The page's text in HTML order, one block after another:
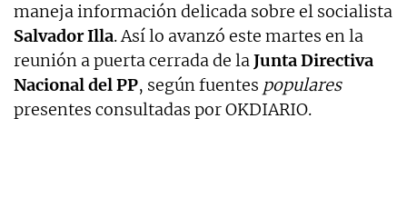
maneja información delicada sobre el socialista
Salvador Illa. Así lo avanzó este martes en la
reunión a puerta cerrada de laJunta Directiva
Nacional del PP, según fuentes populares
presentes consultadas por OKDIARIO.